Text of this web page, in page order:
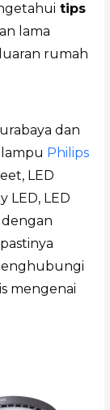
tips
lama
rumah
dan
lampu Philips
LED
LED, LED
dengan
mengenai